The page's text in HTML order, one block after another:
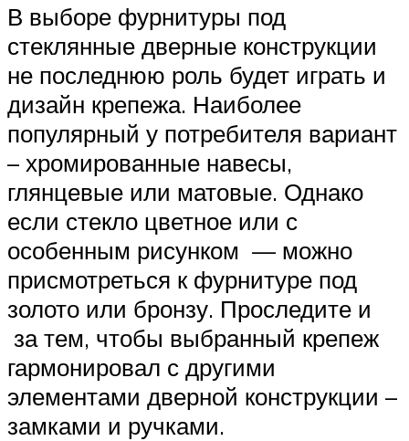
В выборе фурнитуры под
стеклянные дверные конструкции
не последнюю роль будет играть и
дизайн крепежа. Наиболее
популярный у потребителя вариант
– хромированные навесы,
глянцевые или матовые. Однако
если стекло цветное или с
особенным рисунком — можно
присмотреться к фурнитуре под
золото или бронзу. Проследите и
за тем, чтобы выбранный крепеж
гармонировал с другими
элементами дверной конструкции –
замками и ручками.